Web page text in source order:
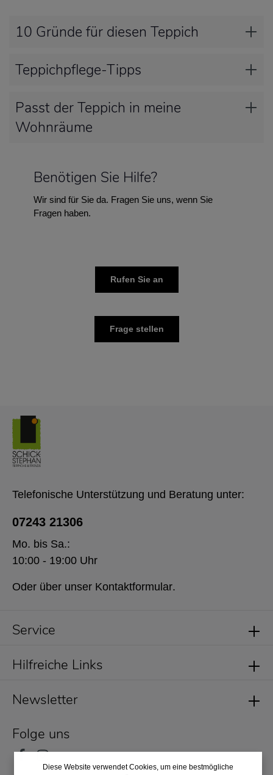
10 Gründe für diesen Teppich
Teppichpflege-Tipps
Passt der Teppich in meine
Wohnräume
Benötigen Sie Hilfe?
Wir sind für Sie da. Fragen Sie uns, wenn Sie
Fragen haben.
Rufen Sie an
Frage stellen
Service
Newsletter
Folge uns
Telefonische Unterstützung und Beratung unter:
07243 21306
Mo. bis Sa.:
10:00 - 19:00 Uhr
Oder über unser Kontaktformular.
Hilfreiche Links
Diese Website verwendet Cookies, um eine bestmögliche